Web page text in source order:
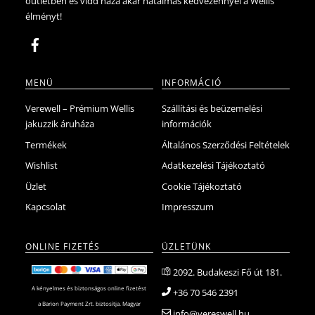
élményt!
MENÜ
Verewell – Prémium Wellis
jakuzzik áruháza
Termékek
Wishlist
Üzlet
Kapcsolat
INFORMÁCIÓ
Szállítási és beüzemelési
információk
Általános Szerződési Feltételek
Adatkezelési Tájékoztató
Cookie Tájékoztató
Impresszum
ONLINE FIZETÉS
A kényelmes és biztonságos online fizetést
a Barion Payment Zrt. biztosítja. Magyar
ÜZLETÜNK
2092. Budakeszi Fő út 181.
+36 70 546 2391